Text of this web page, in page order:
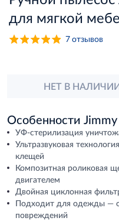
для мягкой
7отзывов
НЕТ В
Особенности
УФ-стерилизация
Ультразвуковая
клещей
Композитная роликовая
двигателем
Двойная циклонная
Подходит для одежды —
повреждений